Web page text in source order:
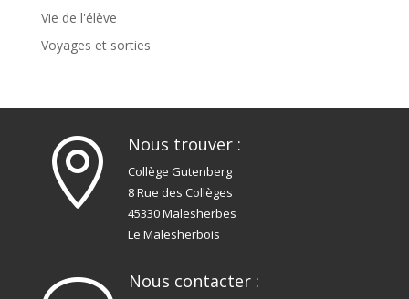
Vie de l'élève
Voyages et sorties
 Nous trouver :
Collège Gutenberg
8 Rue des Collèges
45330 Malesherbes
Le Malesherbois
Nous contacter :